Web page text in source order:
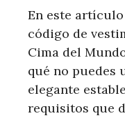
En este
código de
Cima del
qué no puedes
elegante
requisitos que